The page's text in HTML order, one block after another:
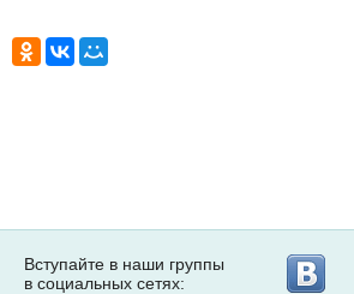
Вступайте в наши группы
в социальных сетях: